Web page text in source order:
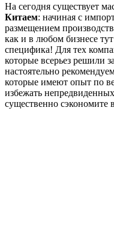
На сегодня существует
Китаем: начиная с
размещением
как и в любом бизнесе
специфика! Для тех
которые всерьез решили
настоятельно
которые имеют опыт по
избежать
существенно сэкономите